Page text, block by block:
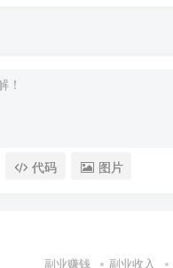
代码 图片
副业赚钱 副业收入